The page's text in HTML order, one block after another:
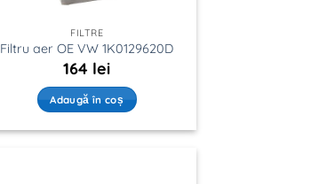
FILTRE
Filtru aer OE VW 1K0129620D
164 lei
Adaugă în coș